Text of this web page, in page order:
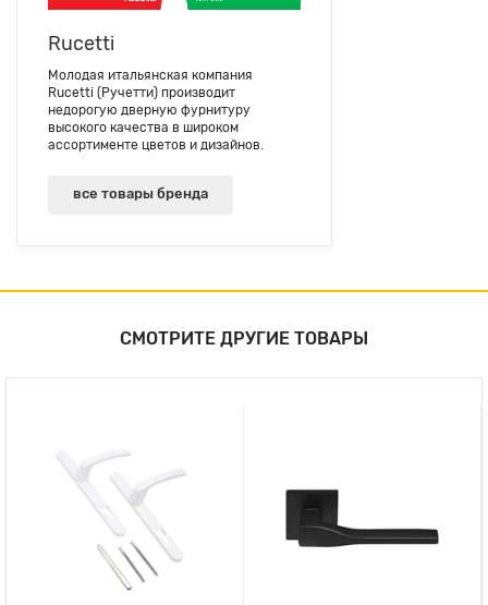
Rucetti
Молодая итальянская компания
Rucetti (Ручетти) производит
недорогую дверную фурнитуру
высокого качества в широком
ассортименте цветов и дизайнов.
все товары бренда
СМОТРИТЕ ДРУГИЕ ТОВАРЫ